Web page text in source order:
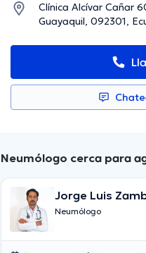
Clínica Alcívar Cañar
Guayaquil, 092301,
Neumólogo cerca para
Jorge Luis
Neumólogo